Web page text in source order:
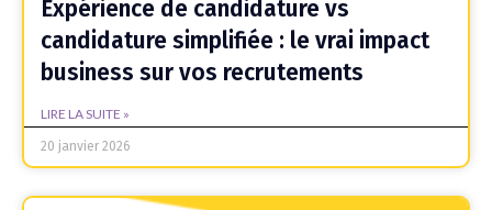
Expérience de candidature vs
candidature simplifiée : le vrai impact
business sur vos recrutements
LIRE LA SUITE »
20 janvier 2026